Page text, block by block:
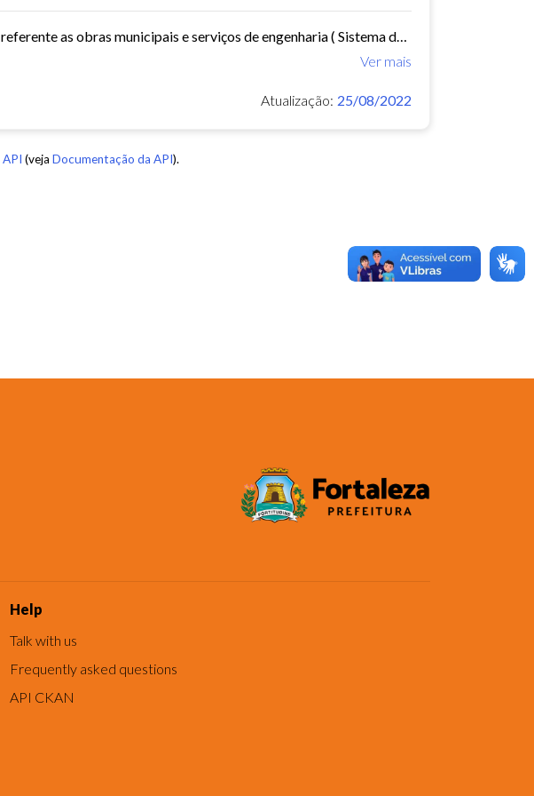
Este conjunto de dados contem documentação referente as obras municipais e serviços de engenharia ( Sistema de Informações Municipais) - ref. 2015
Ver mais
Atualização: 25/08/2022
API (veja Documentação da API).
Help
Talk with us
Frequently asked questions
API CKAN